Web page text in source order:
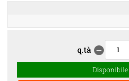
q.tà remove_circle
Disponibile